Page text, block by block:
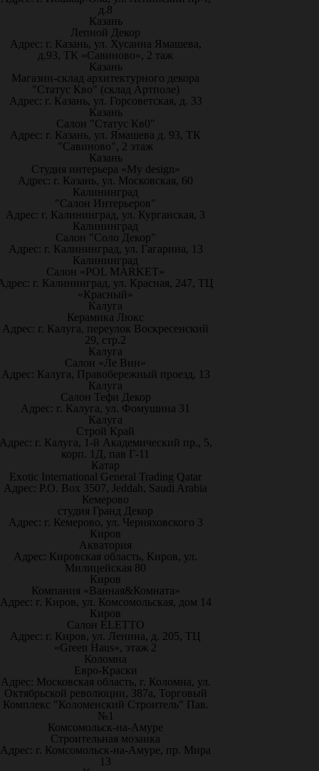
д.8
Казань
Лепной Декор
Адрес: г. Казань, ул. Хусаина Ямашева,
д.93, ТК «Савиново», 2 таж
Казань
Магазин-склад архитектурного декора
"Статус Кво" (склад Артполе)
Адрес: г. Казань, ул. Горсоветская, д. 33
Казань
Салон "Статус Кв0"
Адрес: г. Казань, ул. Ямашева д. 93, ТК
"Савиново", 2 этаж
Казань
Студия интерьера «My design»
Адрес: г. Казань, ул. Московская, 60
Калининград
"Салон Интерьеров"
Адрес: г. Калининград, ул. Курганская, 3
Калининград
Салон "Соло Декор"
Адрес: г. Калининград, ул. Гагарина, 13
Калининград
Салон «POL MARKET»
г. Калининград, ул. Красная, 247, ТЦ
«Красный»
Калуга
Керамика Люкс
Адрес: г. Калуга, переулок Воскресенский
29, стр.2
Калуга
Салон «Ле Вин»
Адрес: Калуга, Правобережный проезд, 13
Калуга
Салон Тефи Декор
Адрес: г. Калуга, ул. Фомушина 31
Калуга
Строй Край
г. Калуга, 1-й Академический пр., 5,
корп. 1Д, пав Г-11
Катар
Exotic International General Trading Qatar
Адрес: P.O. Box 3507, Jeddah, Saudi Arabia
Кемерово
студия Гранд Декор
Адрес: г. Кемерово, ул. Черняховского 3
Киров
Акватория
Адрес: Кировская область, Киров, ул.
Милицейская 80
Киров
Компания «Ванная&Комната»
Адрес: г. Киров, ул. Комсомольская, дом 14
Киров
Салон ELETTO
Адрес: г. Киров, ул. Ленина, д. 205, ТЦ
«Green Haus», этаж 2
Коломна
Евро-Краски
Адрес: Московская область, г. Коломна, ул.
Октябрьской революции, 387а, Торговый
Комплекс "Коломенский Строитель" Пав.
№1
Комсомольск-на-Амуре
Строительная мозаика
Адрес: г. Комсомольск-на-Амуре, пр. Мира
13